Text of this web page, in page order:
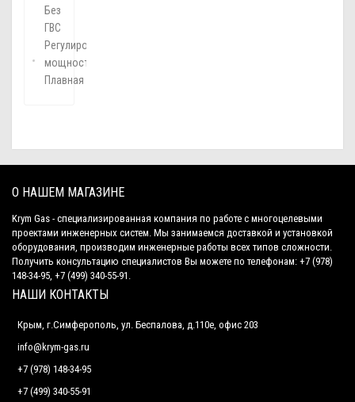
Без
ГВС
Регулировка
мощности:
Плавная
О НАШЕМ МАГАЗИНЕ
Krym Gas - специализированная компания по работе с многоцелевыми
проектами инженерных систем. Мы занимаемся доставкой и установкой
оборудования, производим инженерные работы всех типов сложности.
Получить консультацию специалистов Вы можете по телефонам: +7 (978)
148-34-95, +7 (499) 340-55-91.
НАШИ КОНТАКТЫ
Крым, г.Симферополь, ул. Беспалова, д.110е, офис 203
info@krym-gas.ru
+7 (978) 148-34-95
+7 (499) 340-55-91 ​